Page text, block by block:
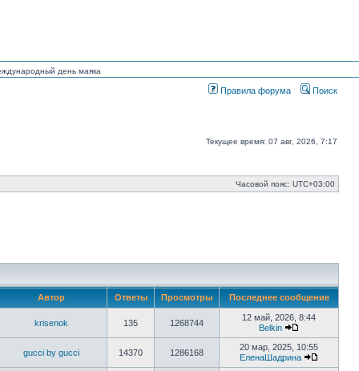
день маяка
Правила форума Поиск
Текущее время: 07 авг, 2026, 7:17
Часовой пояс: UTC+03:00
Автор Ответы Просмотры Последнее сообщение
krisenok 135 1268744
12 май, 2026, 8:44
Belkin
Перейти
к
последнему
gucci by gucci 14370 1286168
20 мар, 2025, 10:55
ЕленаШадрина
Перейти